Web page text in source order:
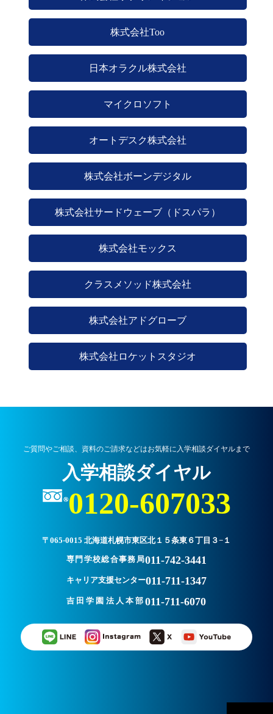
株式会社Too
日本オラクル株式会社
マイクロソフト
オートデスク株式会社
株式会社ボーンデジタル
株式会社サードウェーブ（ドスパラ）
株式会社モックス
クラスメソッド株式会社
株式会社アドグローブ
株式会社ロケットスタジオ
ご質問やご相談、資料のご請求などはお気軽に入学相談ダイヤルまで
入学相談ダイヤル
0120-607033
〒065-0015 北海道札幌市東区北１５条東６丁目３−１
専門学校総合事務局011-742-3441
キャリア支援センター011-711-1347
吉田学園法人本部011-711-6070